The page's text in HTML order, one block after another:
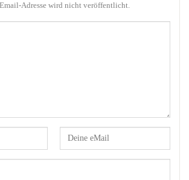
Adresse wird nicht veröffentlicht.